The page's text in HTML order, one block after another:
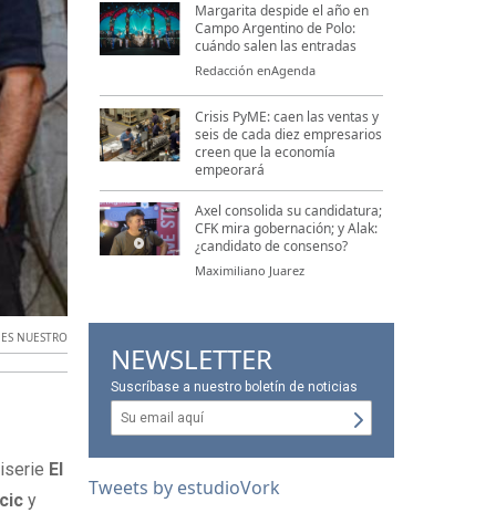
NUESTRO
El
y
Margarita despide el año en
Campo Argentino de Polo:
cuándo salen las entradas
Redacción enAgenda
Crisis PyME: caen las ventas y
seis de cada diez empresarios
creen que la economía
empeorará
Axel consolida su candidatura;
CFK mira gobernación; y Alak:
¿candidato de consenso?
Maximiliano Juarez
NEWSLETTER
Suscríbase a nuestro boletín de noticias
Tweets by estudioVork